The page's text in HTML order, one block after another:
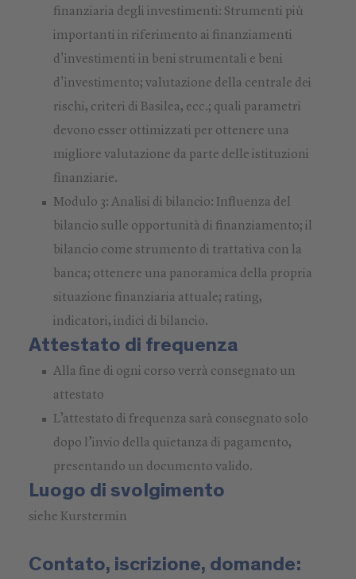
finanziaria degli investimenti: Strumenti più
importanti in riferimento ai finanziamenti
d'investimenti in beni strumentali e beni
d'investimento; valutazione della centrale dei
rischi, criteri di Basilea, ecc.; quali parametri
devono esser ottimizzati per ottenere una
migliore valutazione da parte delle istituzioni
finanziarie.
Modulo 3: Analisi di bilancio: Influenza del
bilancio sulle opportunità di finanziamento; il
bilancio come strumento di trattativa con la
banca; ottenere una panoramica della propria
situazione finanziaria attuale; rating,
indicatori, indici di bilancio.
Attestato di frequenza
Alla fine di ogni corso verrà consegnato un
attestato
L’attestato di frequenza sarà consegnato solo
dopo l’invio della quietanza di pagamento,
presentando un documento valido.
Luogo di svolgimento
siehe Kurstermin
Contato, iscrizione, domande: